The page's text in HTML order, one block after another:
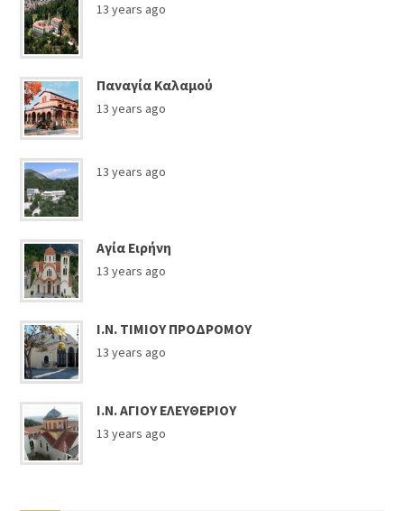
13 years ago
Παναγία Καλαμού
13 years ago
13 years ago
Αγία Ειρήνη
13 years ago
Ι.Ν. ΤΙΜΙΟΥ ΠΡΟΔΡΟΜΟΥ
13 years ago
Ι.Ν. ΑΓΙΟΥ ΕΛΕΥΘΕΡΙΟΥ
13 years ago